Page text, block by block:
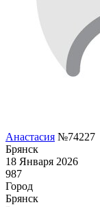
Анастасия №74227
Брянск
18 Января 2026
987
Город
Брянск